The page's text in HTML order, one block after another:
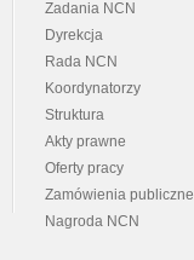
Zadania NCN
Dyrekcja
Rada NCN
Koordynatorzy
Struktura
Akty prawne
Oferty pracy
Zamówienia publiczne
Nagroda NCN